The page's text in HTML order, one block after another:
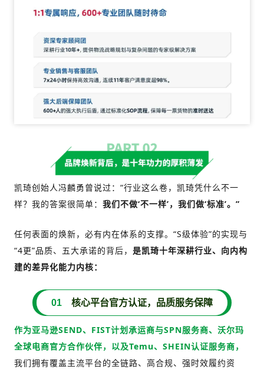
凯琦创始人冯麟勇曾说过：“行业这么卷，凯琦凭什么不一
样？我的答案很简单： 我们不做‘不一样’，我们做‘标准’。”
任何表面的焕新，必有内在体系的支撑。“S级体验”的实现与
“4更”品质、五大承诺的背后， 是凯琦十年深耕行业、向内构
建的差异化能力内核：
01 核心平台官方认证，品质服务保障
作为亚马逊SEND、FIST计划承运商与SPN服务商、沃尔玛
全球电商官方合作伙伴，以及Temu、SHEIN认证服务商，
我们拥有覆盖主流平台的全链路、高合规、强时效履约资